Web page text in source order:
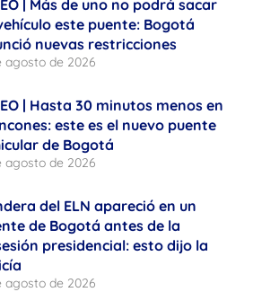
| Más de uno no podrá sacar
este puente: Bogotá
nuevas restricciones
agosto de 2026
| Hasta 30 minutos menos en
este es el nuevo puente
de Bogotá
agosto de 2026
del ELN apareció en un
de Bogotá antes de la
presidencial: esto dijo la
agosto de 2026